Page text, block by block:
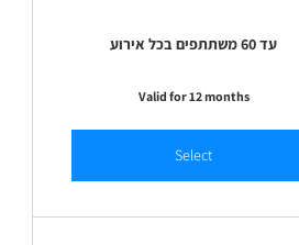
עד 60 משתתפים בכל אירוע
Valid for 12 months
Select